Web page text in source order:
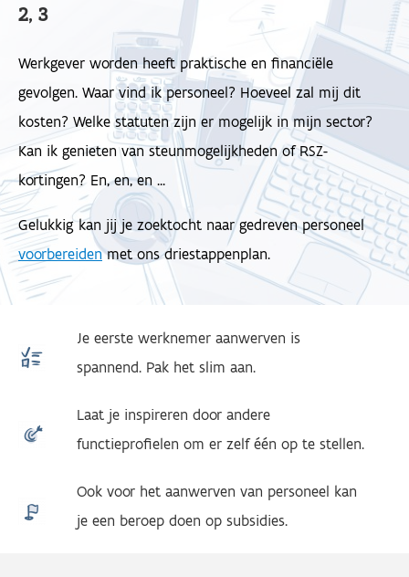
2, 3
Werkgever worden heeft praktische en financiële
gevolgen. Waar vind ik personeel? Hoeveel zal mij dit
kosten? Welke statuten zijn er mogelijk in mijn sector?
Kan ik genieten van steunmogelijkheden of RSZ-
kortingen? En, en, en ...
Gelukkig kan jij je zoektocht naar gedreven personeel
voorbereidenmet ons driestappenplan.
Je eerste werknemer aanwerven is
spannend. Pak het slim aan.
Laat je inspireren door andere
functieprofielen om er zelf één op te stellen.
Ook voor het aanwerven van personeel kan
je een beroep doen op subsidies.